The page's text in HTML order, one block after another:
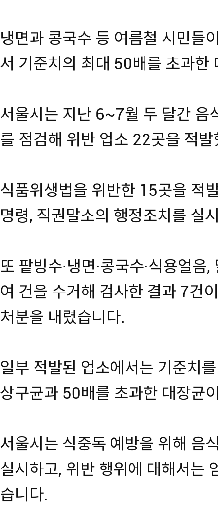
냉면과 콩국수 등 여름철 시민들
서 기준치의 최대 50배를 초과한
서울시는 지난 6~7월 두 달간 음
를 점검해 위반 업소 22곳을 적
식품위생법을 위반한 15곳을 적
명령, 직권말소의 행정조치를 실
또 팥빙수·냉면·콩국수·식용얼
여 건을 수거해 검사한 결과 7건
처분을 내렸습니다.
일부 적발된 업소에서는 기준치
상구균과 50배를 초과한 대장균
서울시는 식중독 예방을 위해 음
실시하고, 위반 행위에 대해서는
습니다.